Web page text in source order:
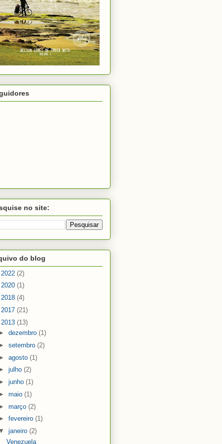
no site:
do blog
2022 (2)
2020 (1)
2018 (4)
2017 (21)
2013 (13)
dezembro(1)
setembro(2)
agosto(1)
julho(2)
junho(1)
maio(1)
março(2)
fevereiro(1)
janeiro(2)
Venezuela